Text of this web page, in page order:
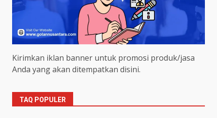
Kirimkan iklan banner untuk promosi produk/jasa
Anda yang akan ditempatkan disini.
TAQ POPULER